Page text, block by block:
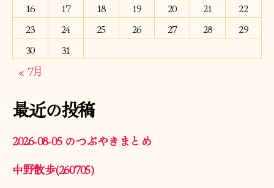
16
17 18 19 20 21
22
23
24 25 26 27 28
29
30
31
« 7月
最近の投稿
2026-08-05 のつぶやきまとめ
中野散歩(260705)